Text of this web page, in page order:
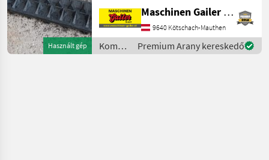
Használt gép
rendeltetésükhöz 100%-
osan alkalmasak. Várjuk
érdeklődését! Kommunális
gépek Hómaró
Maschinen Gailer GmbH
9640 Kötschach-Mauthen
Kommunális
gépek /
Premium Arany kereskedő